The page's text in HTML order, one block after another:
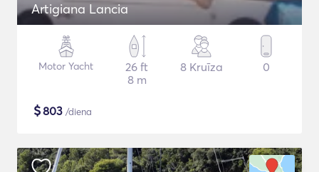
Artigiana Lancia
Motor Yacht
26 ft
8 m
8 Kruīza 0
$803 /diena